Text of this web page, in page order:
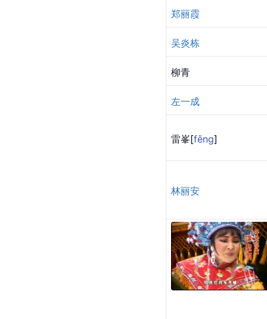
郑丽霞
吴炎栋
柳青
左一成
雷峯[fēng]
林丽安